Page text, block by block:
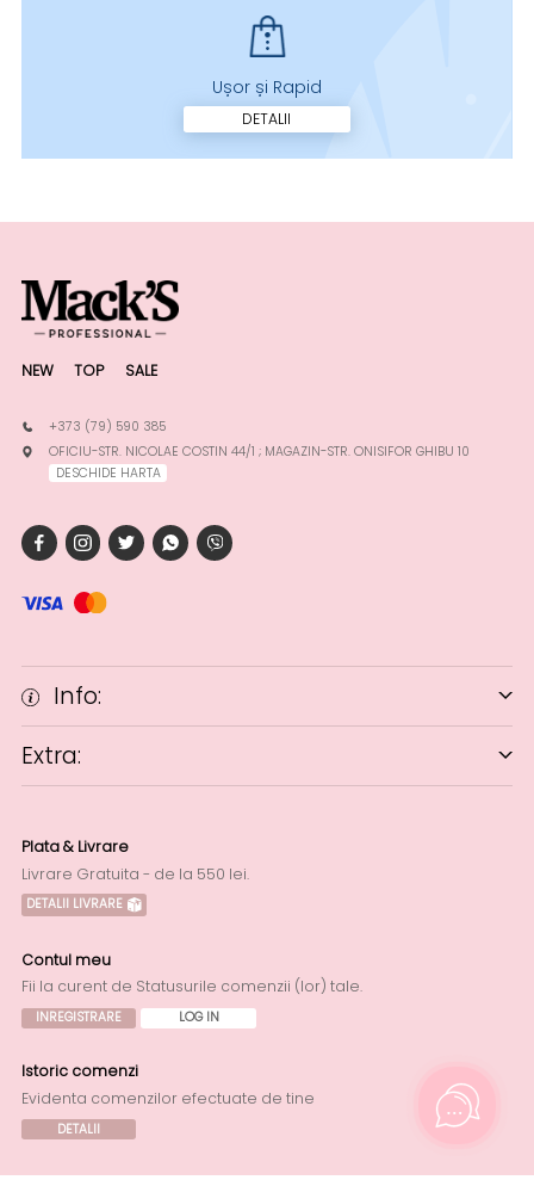
Ușor și Rapid
DETALII
NEW TOP SALE
+373 (79) 590 385
OFICIU-STR. NICOLAE COSTIN 44/1 ; MAGAZIN-STR. ONISIFOR GHIBU 10
DESCHIDE HARTA
Info:
Extra:
Plata & Livrare
Livrare Gratuita - de la 550 lei.
DETALII LIVRARE
Contul meu
Fii la curent de Statusurile comenzii (lor) tale.
INREGISTRARE LOG IN
Istoric comenzi
Evidenta comenzilor efectuate de tine
DETALII